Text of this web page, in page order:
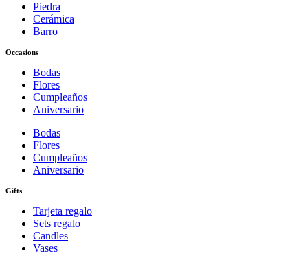
Piedra
Cerámica
Barro
Occasions
Bodas
Flores
Cumpleaños
Aniversario
Bodas
Flores
Cumpleaños
Aniversario
Gifts
Tarjeta regalo
Sets regalo
Candles
Vases